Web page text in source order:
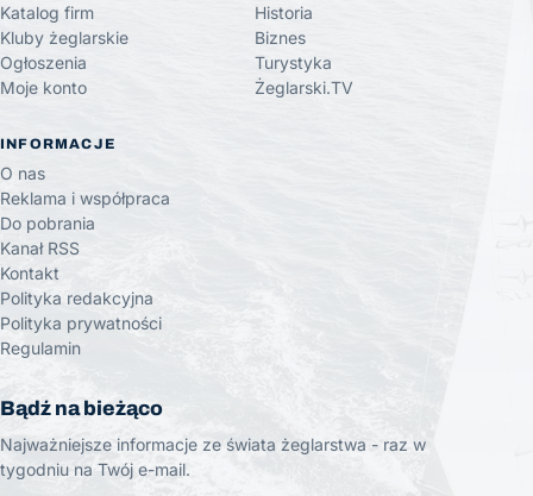
Katalog firm
Kluby żeglarskie
Ogłoszenia
Moje konto
Historia
Biznes
Turystyka
Żeglarski.TV
INFORMACJE
O nas
Reklama i współpraca
Do pobrania
Kanał RSS
Kontakt
Polityka redakcyjna
Polityka prywatności
Regulamin
Bądź na bieżąco
Najważniejsze informacje ze świata żeglarstwa - raz w
tygodniu na Twój e-mail.